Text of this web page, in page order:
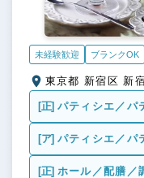
未経験歓迎 ブランクOK
東京都 新宿区
[正] パティシエ／パ
理補助
[ア] パティシエ／パ
補助
[正] ホール／配膳／